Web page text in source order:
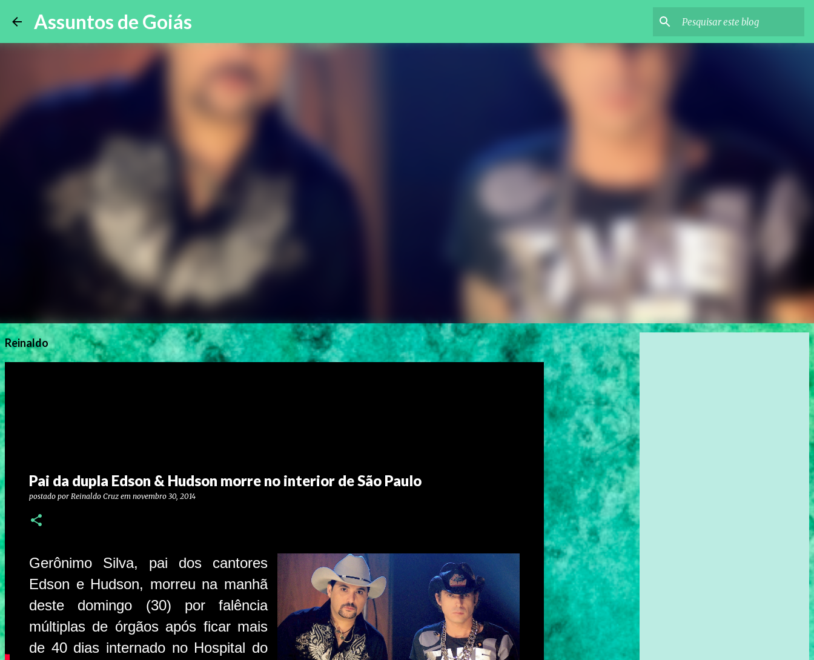
Assuntos de Goiás
Reinaldo
Pai da dupla Edson & Hudson morre no interior de São Paulo
postado por Reinaldo Cruz em novembro 30, 2014
Gerônimo Silva, pai dos cantores
Edson e Hudson, morreu na manhã
deste domingo (30) por falência
múltiplas de órgãos após ficar mais
de 40 dias internado no Hospital do